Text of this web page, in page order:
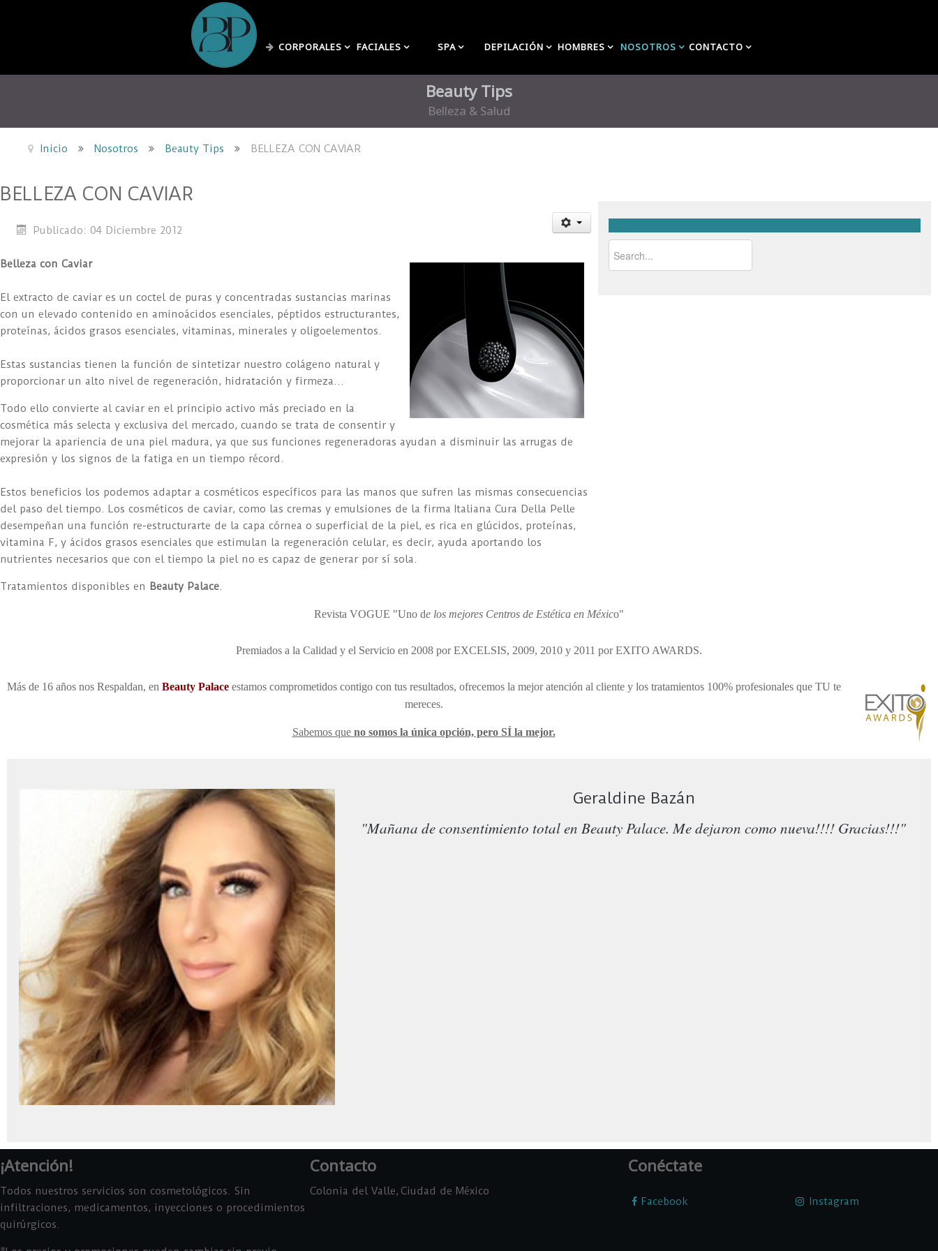
CORPORALES FACIALES SPA DEPILACIÓN HOMBRES NOSOTROS CONTACTO
Beauty Tips
Belleza & Salud
Inicio Nosotros Beauty Tips BELLEZA CON CAVIAR
BELLEZA CON CAVIAR
Publicado: 04 Diciembre 2012
Belleza con Caviar
El extracto de caviar es un coctel de puras y concentradas sustancias marinas
con un elevado contenido en aminoácidos esenciales, péptidos estructurantes,
proteínas, ácidos grasos esenciales, vitaminas, minerales y oligoelementos.
Estas sustancias tienen la función de sintetizar nuestro colágeno natural y
proporcionar un alto nivel de regeneración, hidratación y firmeza...
Todo ello convierte al caviar en el principio activo más preciado en la
cosmética más selecta y exclusiva del mercado, cuando se trata de consentir y
mejorar la apariencia de una piel madura, ya que sus funciones regeneradoras ayudan a disminuir las arrugas de
expresión y los signos de la fatiga en un tiempo récord.
Estos beneficios los podemos adaptar a cosméticos específicos para las manos que sufren las mismas consecuencias
del paso del tiempo. Los cosméticos de caviar, como las cremas y emulsiones de la firma Italiana Cura Della Pelle
desempeñan una función re-estructurarte de la capa córnea o superficial de la piel, es rica en glúcidos, proteínas,
vitamina F, y ácidos grasos esenciales que estimulan la regeneración celular, es decir, ayuda aportando los
nutrientes necesarios que con el tiempo la piel no es capaz de generar por sí sola.
Tratamientos disponibles en Beauty Palace.
Revista VOGUE "Uno de los mejores Centros de Estética en México"
Premiados a la Calidad y el Servicio en 2008 por EXCELSIS, 2009, 2010 y 2011 por EXITO AWARDS.
Más de 16 años nos Respaldan, en Beauty Palaceestamos comprometidos contigo con tus resultados, ofrecemos la mejor atención al cliente y los tratamientos 100% profesionales que TU te
mereces.
Sabemos que no somos la única opción, pero SÍ la mejor.
Geraldine Bazán
"Mañana de consentimiento total en Beauty Palace. Me dejaron como nueva!!!! Gracias!!!"
¡Atención!
Todos nuestros servicios son cosmetológicos. Sin
infiltraciones, medicamentos, inyecciones o procedimientos
quirúrgicos.
Contacto
Colonia del Valle, Ciudad de México
Conéctate
Facebook Instagram